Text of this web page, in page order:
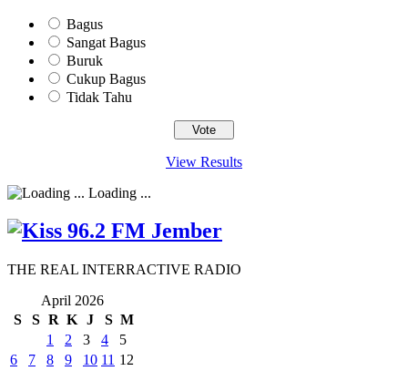
Bagus
Sangat Bagus
Buruk
Cukup Bagus
Tidak Tahu
View Results
Loading ...
THE REAL INTERRACTIVE RADIO
April 2026
S
S R K J S M
1
2 3 4
5
6
7 8 9 10 11 12